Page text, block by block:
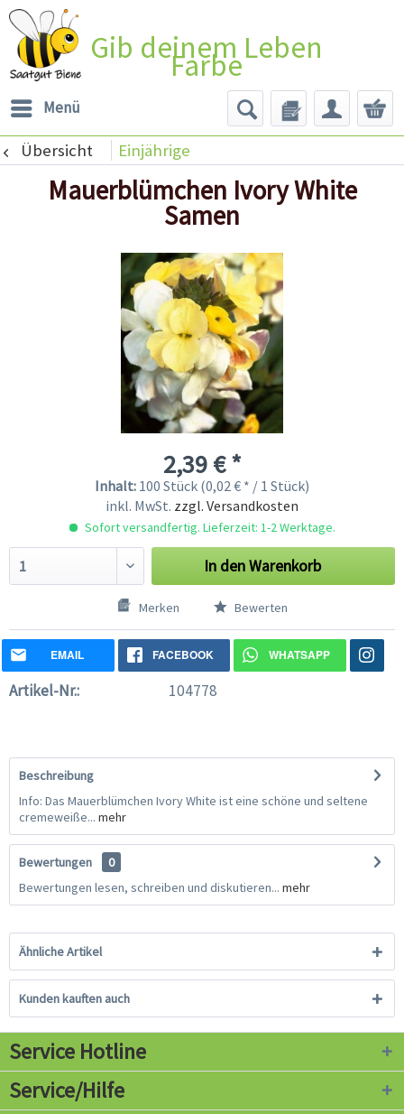
Gib deinem Leben
Farbe
Menü
Übersicht Einjährige
Mauerblümchen Ivory White
Samen
2,39 € *
Inhalt: 100 Stück (0,02 € * / 1 Stück)
inkl. MwSt. zzgl. Versandkosten
Sofort versandfertig. Lieferzeit: 1-2 Werktage.
In denWarenkorb
Merken Bewerten
EMAIL FACEBOOK WHATSAPP
Artikel-Nr.: 104778
Beschreibung
Info: Das Mauerblümchen Ivory White ist eine schöne und seltene
cremeweiße... mehr
Bewertungen
0
Bewertungen lesen, schreiben und diskutieren... mehr
Ähnliche Artikel
Kunden kauften auch
Service Hotline
Service/Hilfe